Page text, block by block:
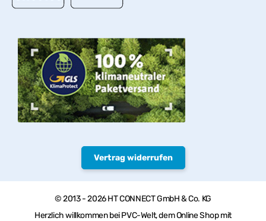
Vertrag widerrufen
© 2013 - 2026 HT CONNECT GmbH & Co. KG
Herzlich willkommen bei PVC-Welt, dem Online Shop mit